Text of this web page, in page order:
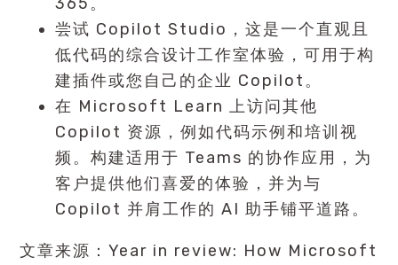
尝试 Copilot Studio，这是一个直观且
低代码的综合设计工作室体验，可用于构
建插件或您自己的企业 Copilot。
在 Microsoft Learn 上访问其他
Copilot 资源，例如代码示例和培训视
频。构建适用于 Teams 的协作应用，为
客户提供他们喜爱的体验，并为与
Copilot 并肩工作的 AI 助手铺平道路。
文章来源：Year in review: How Microsoft